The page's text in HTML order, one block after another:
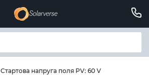
Стартова напруга поля PV: 60 V